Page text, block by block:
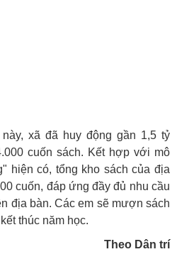
xã đã huy động gần 1,5 tỷ
cuốn sách. Kết hợp với mô
hiện có, tổng kho sách của địa
cuốn, đáp ứng đầy đủ nhu cầu
địa bàn. Các em sẽ mượn sách
thúc năm học.
Theo Dân trí